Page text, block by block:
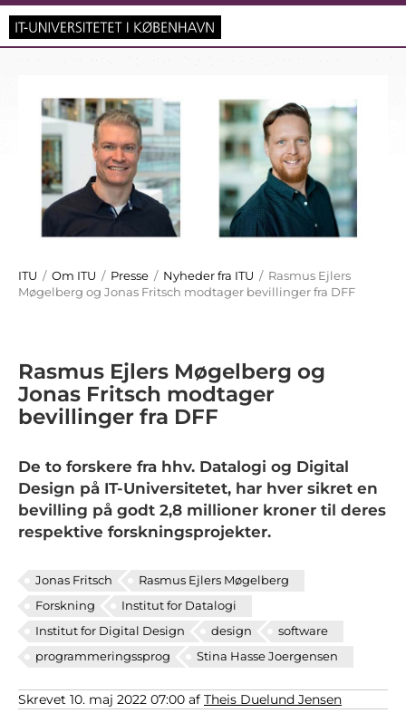
ITU / Om ITU / Presse / Nyheder fra ITU / Rasmus Ejlers
Møgelberg og Jonas Fritsch modtager bevillinger fra DFF
Rasmus Ejlers Møgelberg og
Jonas Fritsch modtager
bevillinger fra DFF
De to forskere fra hhv. Datalogi og Digital
Design på IT-Universitetet, har hver sikret en
bevilling på godt 2,8 millioner kroner til deres
respektive forskningsprojekter.
Jonas Fritsch
Rasmus Ejlers Møgelberg
Forskning
Institut for Datalogi
Institut for Digital Design
design
software
programmeringssprog
Stina Hasse Joergensen
Skrevet 10. maj 2022 07:00 af Theis Duelund Jensen